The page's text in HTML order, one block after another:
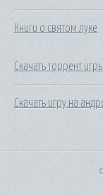
Книги о святом луке
Скачать торрент
Скачать игру на